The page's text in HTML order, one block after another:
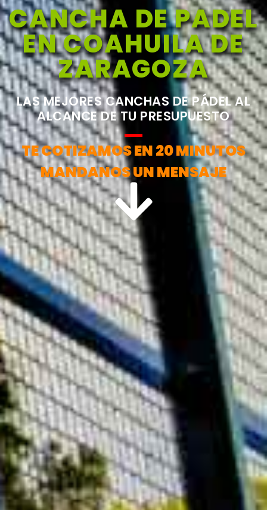
CANCHA DE PADEL
EN COAHUILA DE
ZARAGOZA
LAS MEJORES CANCHAS DE PÁDEL AL
ALCANCE DE TU PRESUPUESTO
TE COTIZAMOS EN 20 MINUTOS
MANDANOS UN MENSAJE